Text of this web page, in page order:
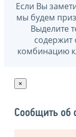
Если Вы
мы будем
Выделите
содержит
комбинацию
×
Сообщить об